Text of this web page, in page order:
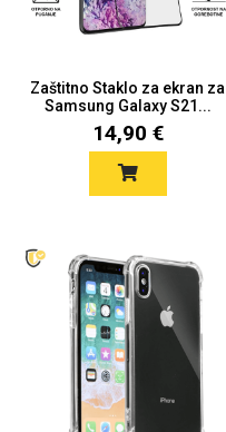
Zaštitno Staklo za ekran za
Samsung Galaxy S21...
14,90 €
Monogrami